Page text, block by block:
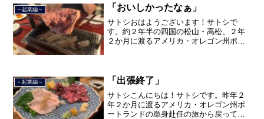
て、２０２１年３月９日より東...
～起業編～ 「おいしかったなぁ」
サトシおはようございます！サトシで
す。約２年半の四国の松山・高松、２年
２か月に渡るアメリカ・オレゴン州ポー
した。２０２１年３月９日よ...
～起業編～ 「出張終了」
サトシこんにちは！サトシです。昨年２
年２か月に渡るアメリカ・オレゴン州ポ
ートランドの単身赴任の旅から戻ってき